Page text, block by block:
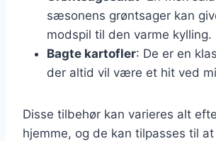
sæsonens grøntsager kan
modspil til den varme kylling.
Bagte kartofler: De er en
der altid vil være et hit ved
Disse tilbehør kan varieres alt
hjemme, og de kan tilpasses til